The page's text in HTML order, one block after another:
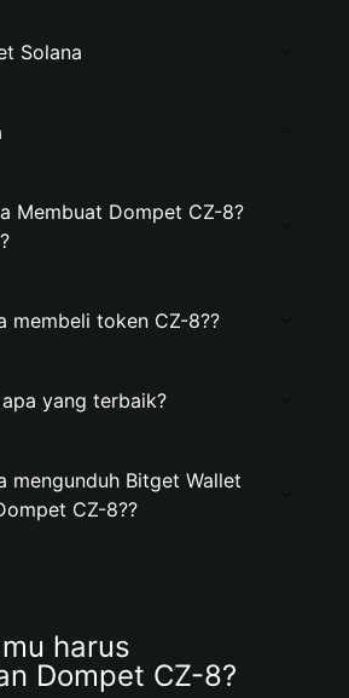
Solana
Membuat Dompet CZ-8?
membeli token CZ-8??
yang terbaik?
mengunduh Bitget Wallet
CZ-8??
harus
Dompet CZ-8?